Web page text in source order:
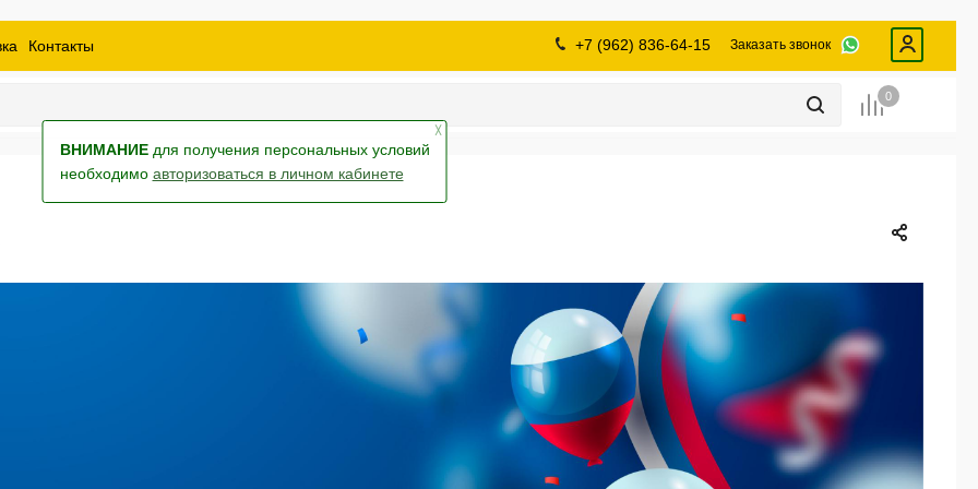
Контакты +7 (962) 836-64-15 Заказать звонок
0
Щетки, скребки,
дворники
Крепеж
╳
ВНИМАНИЕдля получения персональных условий
необходимо авторизоваться в личном кабинете